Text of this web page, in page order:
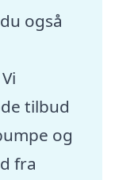
også
tilbud
og
fra